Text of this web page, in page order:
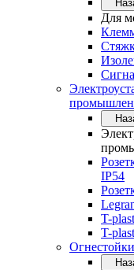
Для
IP54
T-
T-